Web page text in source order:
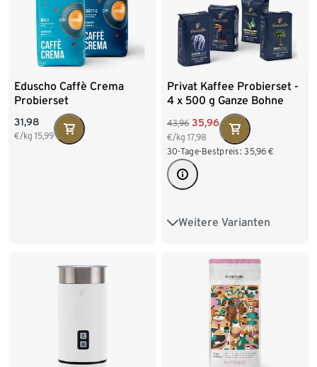
Eduscho Caffè Crema
Probierset
31,98
€/kg 15,99
Privat Kaffee Probierset -
4 x 500 g Ganze Bohne
43,96 35,96
€/kg 17,98
30-Tage-Bestpreis: 35,96 €
Weitere Varianten
4 x 500 g Ganze Bohne